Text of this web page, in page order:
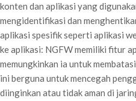
konten dan aplikasi yang
mengidentifikasi dan
aplikasi spesifik seperti aplikasi
ke aplikasi: NGFW memiliki fitur
memungkinkan ia untuk
ini berguna untuk mencegah
diinginkan atau tidak aman di